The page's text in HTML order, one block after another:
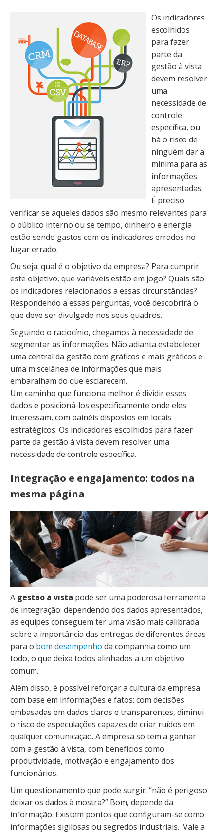
Os indicadores
escolhidos
para fazer
parte da
gestão à vista
devem resolver
uma
necessidade de
controle
específica, ou
há o risco de
ninguém dar a
mínima para as
informações
apresentadas.
É preciso
verificar se aqueles dados são mesmo relevantes para
o público interno ou se tempo, dinheiro e energia
estão sendo gastos com os indicadores errados no
lugar errado.
Ou seja: qual é o objetivo da empresa? Para cumprir
este objetivo, que variáveis estão em jogo? Quais são
os indicadores relacionados a essas circunstâncias?
Respondendo a essas perguntas, você descobrirá o
que deve ser divulgado nos seus quadros.
Seguindo o raciocínio, chegamos à necessidade de
segmentar as informações. Não adianta estabelecer
uma central da gestão com gráficos e mais gráficos e
uma miscelânea de informações que mais
embaralham do que esclarecem.
Um caminho que funciona melhor é dividir esses
dados e posicioná-los especificamente onde eles
interessam, com painéis dispostos em locais
estratégicos. Os indicadores escolhidos para fazer
parte da gestão à vista devem resolver uma
necessidade de controle específica.
Integração e engajamento: todos na
mesma página
A gestão à vista pode ser uma poderosa ferramenta
de integração: dependendo dos dados apresentados,
as equipes conseguem ter uma visão mais calibrada
sobre a importância das entregas de diferentes áreas
para o bom desempenho da companhia como um
todo, o que deixa todos alinhados a um objetivo
comum.
Além disso, é possível reforçar a cultura da empresa
com base em informações e fatos: com decisões
embasadas em dados claros e transparentes, diminui
o risco de especulações capazes de criar ruídos em
qualquer comunicação. A empresa só tem a ganhar
com a gestão à vista, com benefícios como
produtividade, motivação e engajamento dos
funcionários.
Um questionamento que pode surgir: “não é perigoso
deixar os dados à mostra?” Bom, depende da
informação. Existem pontos que configuram-se como
informações sigilosas ou segredos industriais. Vale a